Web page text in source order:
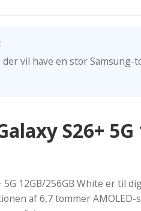
vil have en stor
S26+
5G 12GB/256GB White er
af 6,7 tommer